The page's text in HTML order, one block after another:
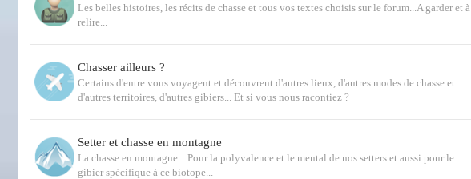
Les belles histoires, les récits de chasse et tous vos textes choisis sur le forum...A garder et à
relire...
Chasser ailleurs ?
Certains d'entre vous voyagent et découvrent d'autres lieux, d'autres modes de chasse et
d'autres territoires, d'autres gibiers... Et si vous nous racontiez ?
Setter et chasse en montagne
La chasse en montagne... Pour la polyvalence et le mental de nos setters et aussi pour le
gibier spécifique à ce biotope...